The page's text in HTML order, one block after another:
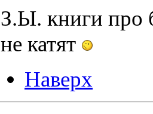
З.Ы. книги про
не катят
Наверх